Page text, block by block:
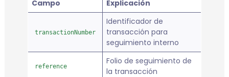
Campo Explicación
transactionNumber
Identificador de
transacción para
seguimiento interno
reference
Folio de seguimiento de
la transacción